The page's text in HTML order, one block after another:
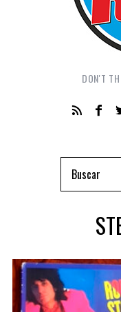
DON'T